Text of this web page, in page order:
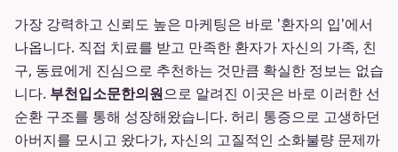
가장 강력하고 신뢰도 높은 마케팅은 바로 '환자의 입'에서
나옵니다. 직접 치료를 받고 만족한 환자가 자신의 가족, 친
구, 동료에게 진심으로 추천하는 것만큼 확실한 정보는 없습
니다. 부천입소문한의원으로 알려진 이곳은 바로 이러한 선
순환 구조를 통해 성장해왔습니다. 허리 통증으로 고생하던
아버지를 모시고 왔다가, 자신의 고질적인 소화불량 문제까